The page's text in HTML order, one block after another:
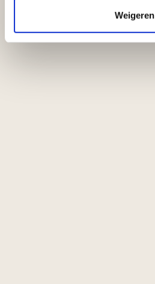
Weigeren